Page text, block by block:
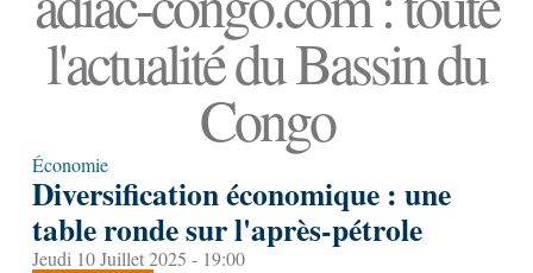
l'actualité du Bassin du
Congo
Économie
Diversification économique : une
table ronde sur l'après-pétrole
Jeudi 10 Juillet 2025 - 19:00